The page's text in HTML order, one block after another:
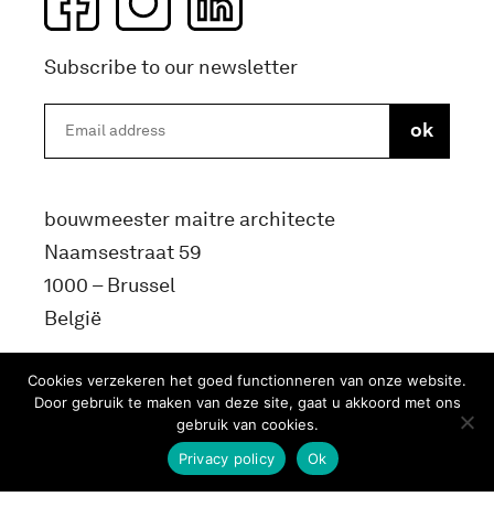
Subscribe to our newsletter
bouwmeester maitre architecte
Naamsestraat 59
1000 – Brussel
België
info@bma.brussels
Cookies verzekeren het goed functionneren van onze website.
Door gebruik te maken van deze site, gaat u akkoord met ons
gebruik van cookies.
Ok
Privacy policy